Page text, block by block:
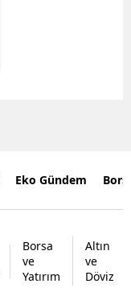
Eko Gündem
Borsa
ve
Yatırım
Altın
ve
Döviz